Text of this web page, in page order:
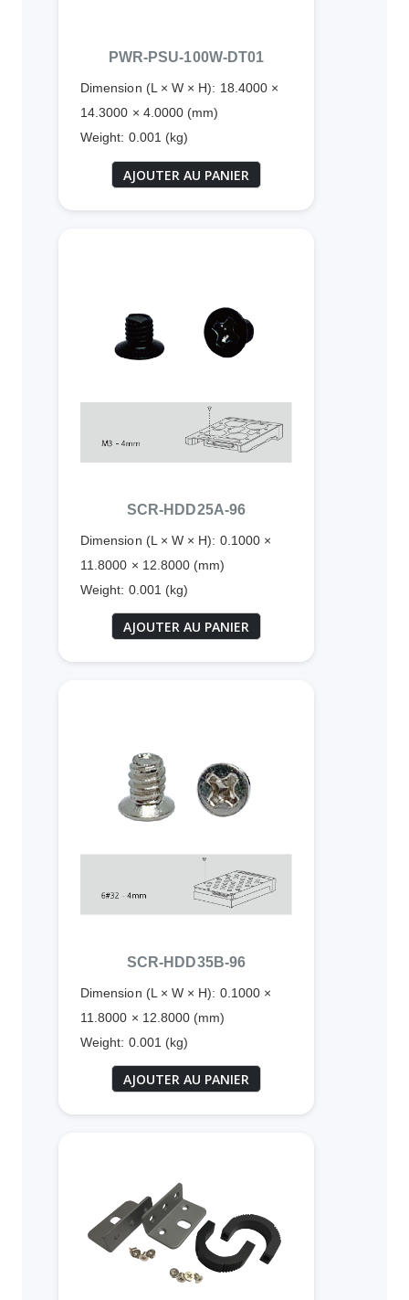
PWR-PSU-100W-DT01
Dimension (L × W × H): 18.4000 ×
14.3000 × 4.0000 (mm)
Weight: 0.001 (kg)
AJOUTER AU PANIER
SCR-HDD25A-96
Dimension (L × W × H): 0.1000 ×
11.8000 × 12.8000 (mm)
Weight: 0.001 (kg)
AJOUTER AU PANIER
SCR-HDD35B-96
Dimension (L × W × H): 0.1000 ×
11.8000 × 12.8000 (mm)
Weight: 0.001 (kg)
AJOUTER AU PANIER